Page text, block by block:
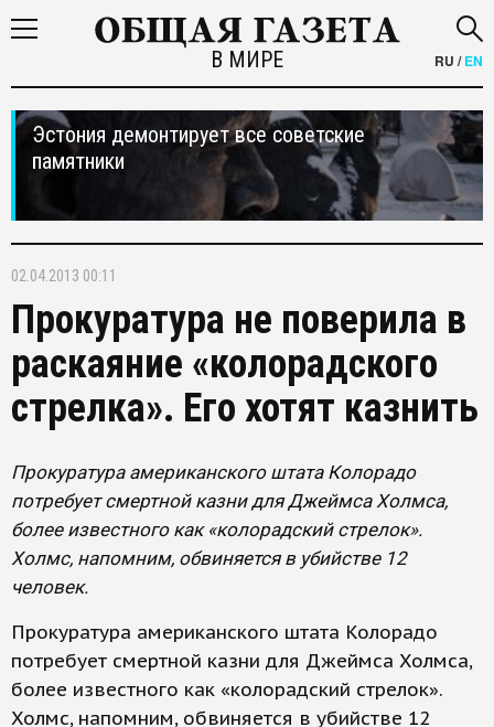
В МИРЕ RU /EN
Эстония демонтирует все советские
памятники
02.04.2013 00:11
Прокуратура не поверила в
раскаяние «колорадского
стрелка». Его хотят казнить
Прокуратура американского штата Колорадо
потребует смертной казни для Джеймса Холмса,
более известного как «колорадский стрелок».
Холмс, напомним, обвиняется в убийстве 12
человек.
Прокуратура американского штата Колорадо
потребует смертной казни для Джеймса Холмса,
более известного как «колорадский стрелок».
Холмс, напомним, обвиняется в убийстве 12